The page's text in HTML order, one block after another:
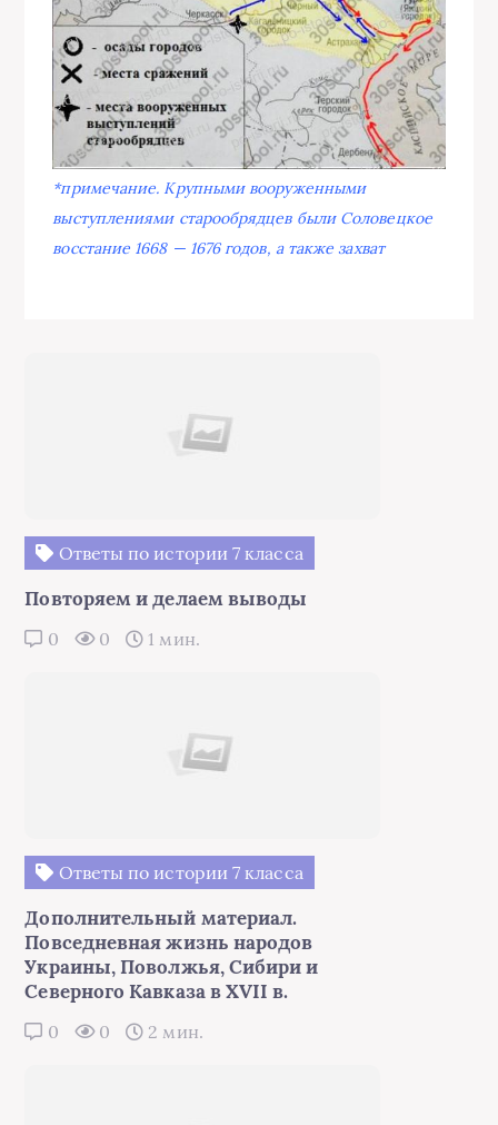
*примечание. Крупными вооруженными
выступлениями старообрядцев были Соловецкое
восстание 1668 — 1676 годов, а также захват
Ответы по истории 7 класса
Повторяем и делаем выводы
0 0 1 мин.
Ответы по истории 7 класса
Дополнительный материал.
Повседневная жизнь народов
Украины, Поволжья, Сибири и
Северного Кавказа в XVII в.
0 0 2 мин.